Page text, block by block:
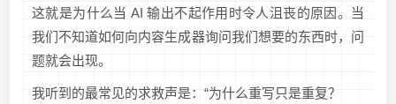
这就是为什么当 AI 输出不起作用时令人沮丧的原因。当
我们不知道如何向内容生成器询问我们想要的东西时，问
题就会出现。
我听到的最常见的求救声是：“为什么重写只是重复？